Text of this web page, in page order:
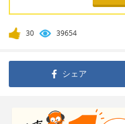
30 39654
シェア